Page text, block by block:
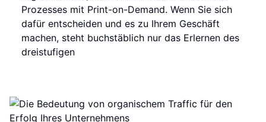
Prozesses mit Print-on-Demand. Wenn Sie sich
dafür entscheiden und es zu Ihrem Geschäft
machen, steht buchstäblich nur das Erlernen des
dreistufigen